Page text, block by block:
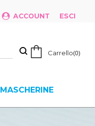
ACCOUNT ESCI
Carrello 0
MASCHERINE